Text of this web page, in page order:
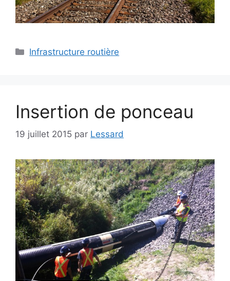
Infrastructure routière
Insertion de ponceau
19 juillet 2015 par Lessard